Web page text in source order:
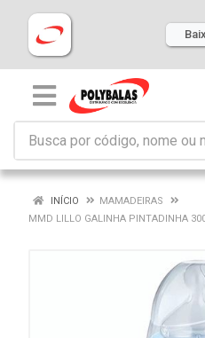
INÍCIO
MAMADEIRAS
MMD LILLO GALINHA PINTADINHA